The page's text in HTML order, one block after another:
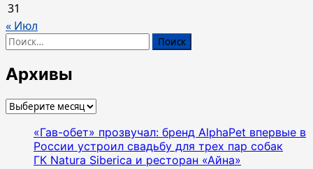
31
« Июл
Найти:
Архивы
Архивы
«Гав-обет» прозвучал: бренд AlphaPet впервые в
России устроил свадьбу для трех пар собак
ГК Natura Siberica и ресторан «Айна»